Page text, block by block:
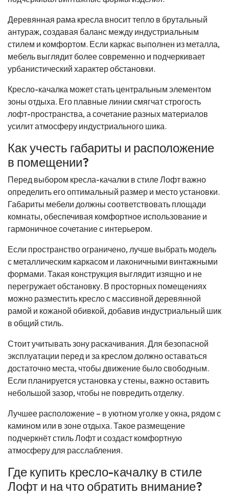
Деревянная рама кресла вносит тепло в брутальный
антураж, создавая баланс между индустриальным
стилем и комфортом. Если каркас выполнен из металла,
мебель выглядит более современно и подчеркивает
урбанистический характер обстановки.
Кресло-качалка может стать центральным элементом
зоны отдыха. Его плавные линии смягчат строгость
лофт-пространства, а сочетание разных материалов
усилит атмосферу индустриального шика.
Как учесть габариты и расположение
в помещении?
Перед выбором кресла-качалки в стиле Лофт важно
определить его оптимальный размер и место установки.
Габариты мебели должны соответствовать площади
комнаты, обеспечивая комфортное использование и
гармоничное сочетание с интерьером.
Если пространство ограничено, лучше выбрать модель
с металлическим каркасом и лаконичными винтажными
формами. Такая конструкция выглядит изящно и не
перегружает обстановку. В просторных помещениях
можно разместить кресло с массивной деревянной
рамой и кожаной обивкой, добавив индустриальный шик
в общий стиль.
Стоит учитывать зону раскачивания. Для безопасной
эксплуатации перед и за креслом должно оставаться
достаточно места, чтобы движение было свободным.
Если планируется установка у стены, важно оставить
небольшой зазор, чтобы не повредить отделку.
Лучшее расположение – в уютном уголке у окна, рядом с
камином или в зоне отдыха. Такое размещение
подчеркнёт стиль Лофт и создаст комфортную
атмосферу для расслабления.
Где купить кресло-качалку в стиле
Лофт и на что обратить внимание?